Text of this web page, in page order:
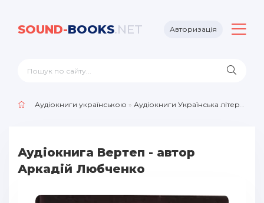
SOUND-BOOKS.NET Авторизація
Аудіокниги українською » Аудіокниги Українська література
Аудіокнига Вертеп - автор
Аркадій Любченко